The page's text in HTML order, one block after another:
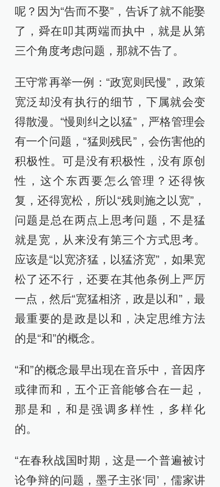
呢？因为“告而不娶”，告诉了就不能娶
了，舜在叩其两端而执中，就是从第
三个角度考虑问题，那就不告了。
王守常再举一例：“政宽则民慢”，政策
宽泛却没有执行的细节，下属就会变
得散漫。“慢则纠之以猛”，严格管理会
有一个问题，“猛则残民”，会伤害他的
积极性。可是没有积极性，没有原创
性，这个东西要怎么管理？还得恢
复，还得宽松，所以“残则施之以宽”，
问题是总在两点上思考问题，不是猛
就是宽，从来没有第三个方式思考。
应该是“以宽济猛，以猛济宽”，如果宽
松了还不行，还要在其他条例上严厉
一点，然后“宽猛相济，政是以和”，最
最重要的是政是以和，决定思维方法
的是“和”的概念。
“和”的概念最早出现在音乐中，音因序
或律而和，五个正音能够合在一起，
那是和，和是强调多样性，多样化
的。
“在春秋战国时期，这是一个普遍被讨
论争辩的问题，墨子主张‘同’，儒家讲